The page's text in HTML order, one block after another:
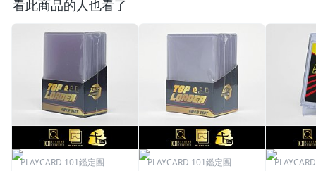
看此商品的人也看了
PLAYCARD 101鑑定團 PLAYCARD 101鑑定團